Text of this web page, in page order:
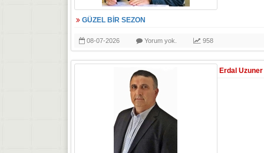
GÜZEL BİR SEZON
08-07-2026 Yorum yok. 958
Erdal Uzuner